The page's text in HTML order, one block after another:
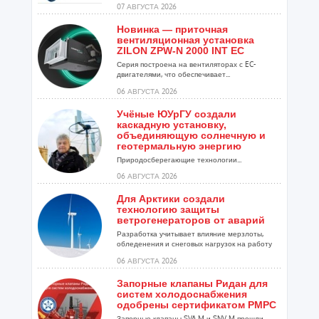
07 АВГУСТА 2026
Новинка — приточная
вентиляционная установка
ZILON ZPW-N 2000 INT EC
Серия построена на вентиляторах с EC-
двигателями, что обеспечивает...
06 АВГУСТА 2026
Учёные ЮУрГУ создали
каскадную установку,
объединяющую солнечную и
геотермальную энергию
Природосберегающие технологии...
06 АВГУСТА 2026
Для Арктики создали
технологию защиты
ветрогенераторов от аварий
Разработка учитывает влияние мерзлоты,
обледенения и снеговых нагрузок на работу
06 АВГУСТА 2026
Запорные клапаны Ридан для
систем холодоснабжения
одобрены сертификатом РМРС